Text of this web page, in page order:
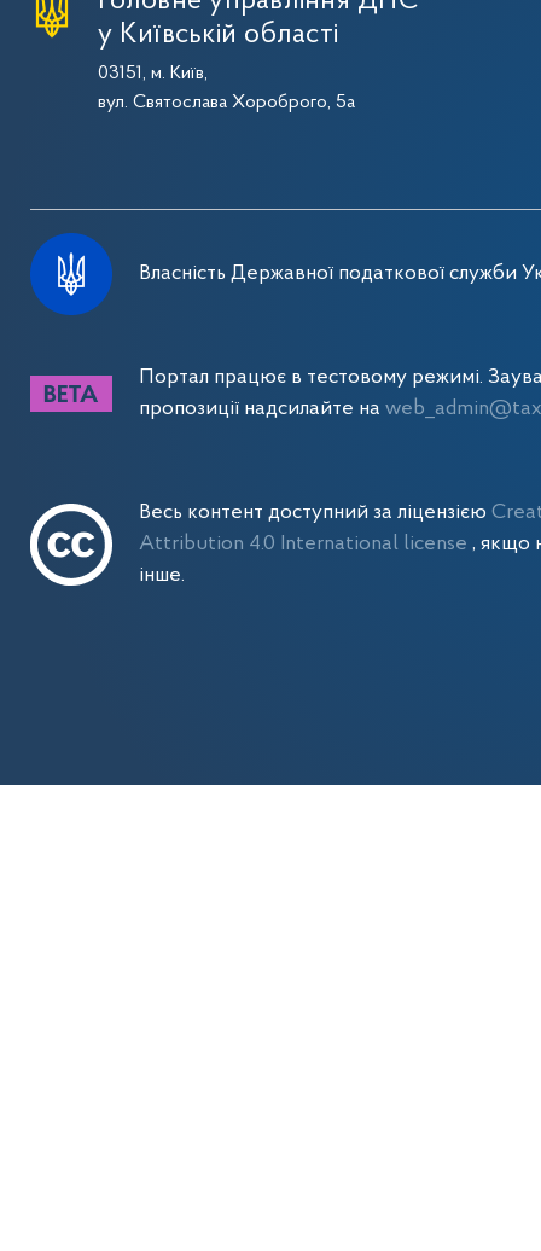
у Київській області
03151, м. Київ,
вул. Святослава Хороброго, 5а
Власність Державної податкової служби
Портал працює в тестовому режимі.
пропозиції надсилайте на
Весь контент доступний за ліцензією
Attribution 4.0 International license , якщо
інше.